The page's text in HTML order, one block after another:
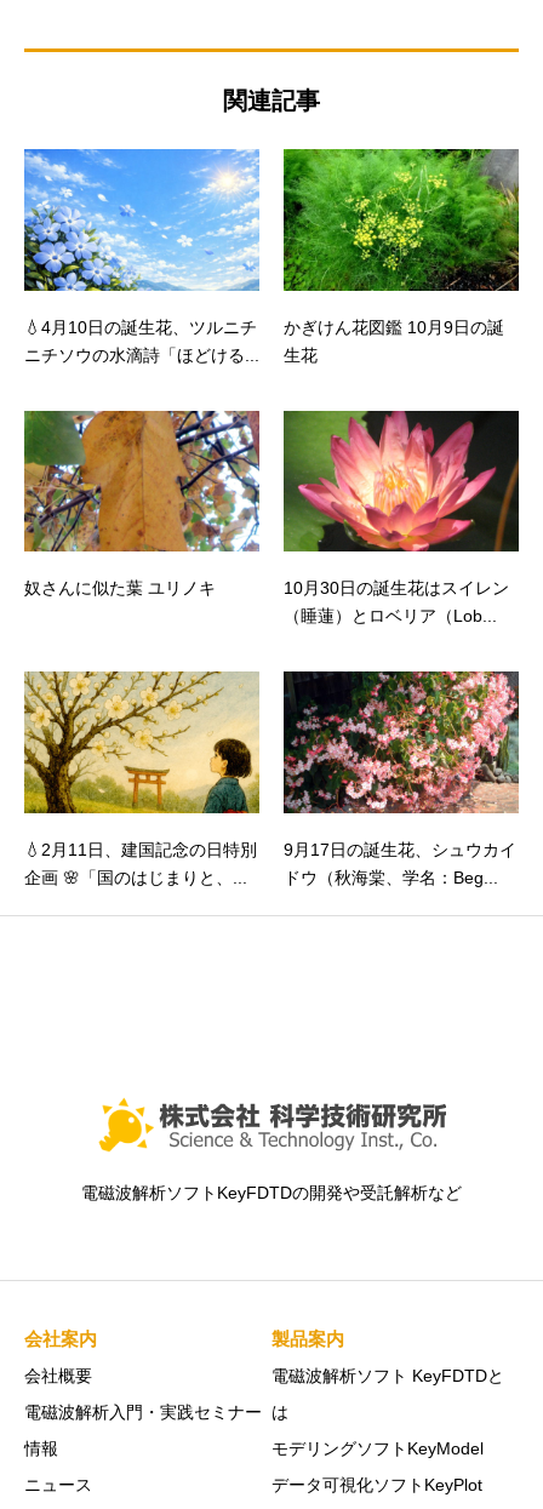
関連記事
💧4月10日の誕生花、ツルニチ
ニチソウの水滴詩「ほどける...
かぎけん花図鑑 10月9日の誕
生花
奴さんに似た葉 ユリノキ
10月30日の誕生花はスイレン
（睡蓮）とロベリア（Lob...
💧2月11日、建国記念の日特別
企画 🌸「国のはじまりと、...
9月17日の誕生花、シュウカイ
ドウ（秋海棠、学名：Beg...
電磁波解析ソフトKeyFDTDの開発や受託解析など
会社案内
会社概要
電磁波解析入門・実践セミナー
情報
ニュース
製品案内
電磁波解析ソフト KeyFDTDと
は
モデリングソフトKeyModel
データ可視化ソフトKeyPlot